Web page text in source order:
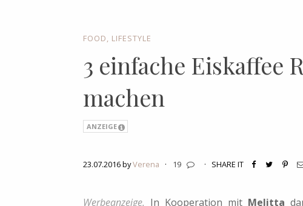
FOOD LIFESTYLE
3 einfache Eiskaffee
machen
ANZEIGE
23.07.2016 byVerena · 19 · SHARE IT
Werbeanzeige. In Kooperation mit Melitta